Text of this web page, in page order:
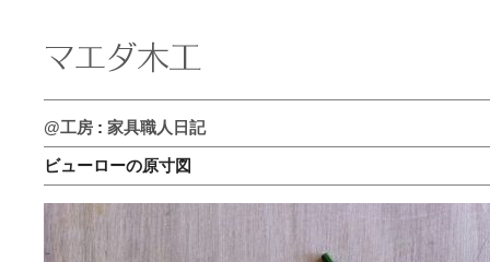
@工房 : 家具職人日記
ビューローの原寸図